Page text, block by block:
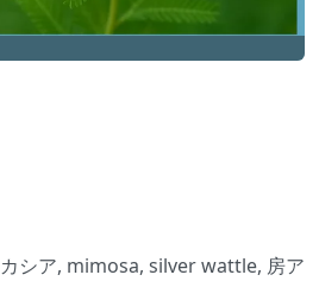
シア, mimosa, silver wattle, 房ア